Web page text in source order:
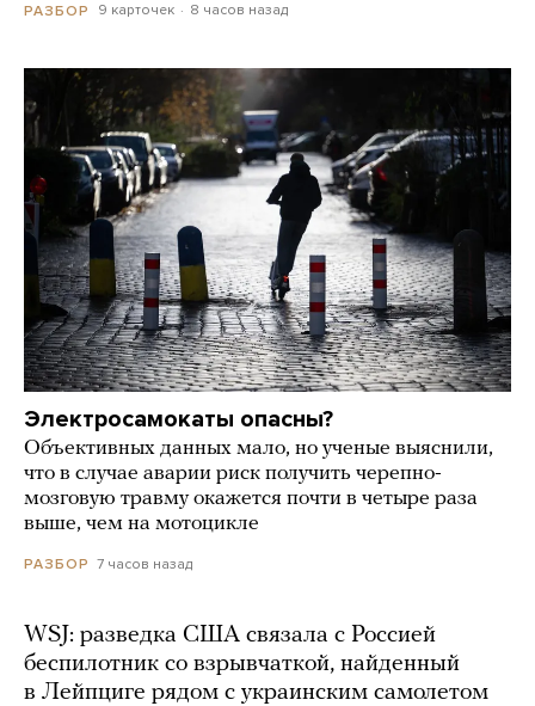
РАЗБОР 9 карточек 8 часов назад
Электросамокаты опасны?
Объективных данных мало, но ученые выяснили,
что в случае аварии риск получить черепно-
мозговую травму окажется почти в четыре раза
выше, чем на мотоцикле
РАЗБОР 7 часов назад
WSJ: разведка США связала с Россией
беспилотник со взрывчаткой, найденный
в Лейпциге рядом с украинским самолетом